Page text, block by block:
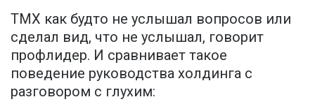
ТМХ как будто не услышал вопросов или
сделал вид, что не услышал, говорит
профлидер. И сравнивает такое
поведение руководства холдинга с
разговором с глухим: